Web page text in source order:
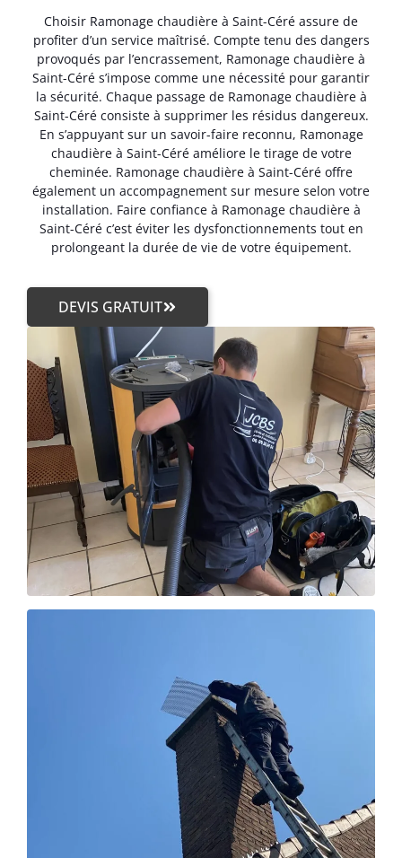
Choisir Ramonage chaudière à Saint-Céré assure de
profiter d’un service maîtrisé. Compte tenu des dangers
provoqués par l’encrassement, Ramonage chaudière à
Saint-Céré s’impose comme une nécessité pour garantir
la sécurité. Chaque passage de Ramonage chaudière à
Saint-Céré consiste à supprimer les résidus dangereux.
En s’appuyant sur un savoir-faire reconnu, Ramonage
chaudière à Saint-Céré améliore le tirage de votre
cheminée. Ramonage chaudière à Saint-Céré offre
également un accompagnement sur mesure selon votre
installation. Faire confiance à Ramonage chaudière à
Saint-Céré c’est éviter les dysfonctionnements tout en
prolongeant la durée de vie de votre équipement.
DEVIS GRATUIT